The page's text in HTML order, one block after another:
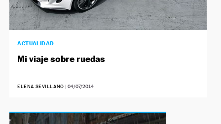
ACTUALIDAD
Mi viaje sobre ruedas
ELENA SEVILLANO | 04/07/2014